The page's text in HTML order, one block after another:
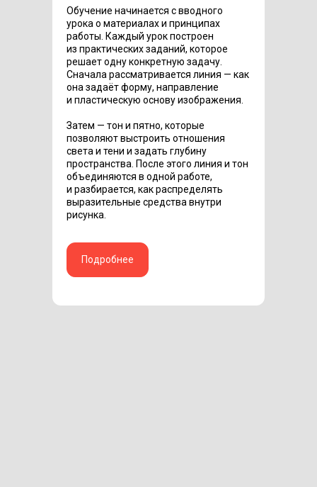
Обучение начинается с вводного
урока о материалах и принципах
работы. Каждый урок построен
из практических заданий, которое
решает одну конкретную задачу.
Сначала рассматривается линия — как
она задаёт форму, направление
и пластическую основу изображения.
Затем — тон и пятно, которые
позволяют выстроить отношения
света и тени и задать глубину
пространства. После этого линия и тон
объединяются в одной работе,
и разбирается, как распределять
выразительные средства внутри
рисунка.
Подробнее